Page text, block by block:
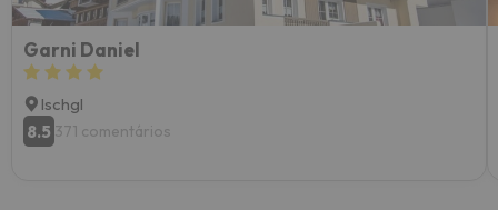
Garni Daniel
Ischgl
8.5 371 comentários